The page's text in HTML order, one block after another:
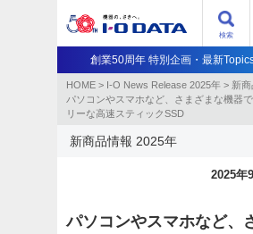
検索
創業50周年 特別企画・最新
HOME > I-O News Release 2025年 > 新
パソコンやスマホなど、さまざまな機器
リーな高速スティックSSD
新商品情報 2025年
2025年
パソコンやスマホなど、